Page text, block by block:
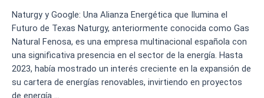
Naturgy y Google: Una Alianza Energética que Ilumina el
Futuro de Texas Naturgy, anteriormente conocida como Gas
Natural Fenosa, es una empresa multinacional española con
una significativa presencia en el sector de la energía. Hasta
2023, había mostrado un interés creciente en la expansión de
su cartera de energías renovables, invirtiendo en proyectos
de energía …